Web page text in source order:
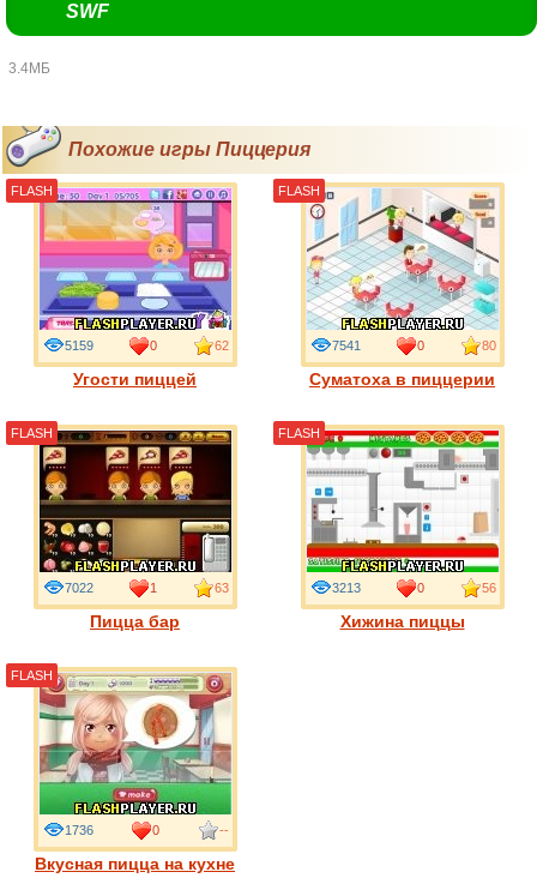
SWF
3.4МБ
Похожие игры Пиццерия
Угости пиццей
5159 0 62
FLASH
Суматоха в пиццерии
7541 0 80
FLASH
Пицца бар
7022 1 63
FLASH
Хижина пиццы
3213 0 56
FLASH
Вкусная пицца на кухне
1736 0 --
FLASH